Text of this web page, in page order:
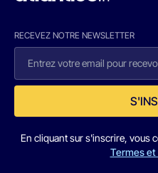
RECEVEZ NOTRE NEWSLETTER
En cliquant sur s'inscrire, vous
Termes